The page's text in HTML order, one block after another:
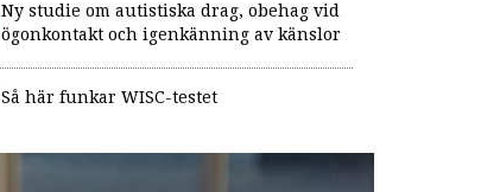
Ny studie om autistiska drag, obehag vid
ögonkontakt och igenkänning av känslor
Så här funkar WISC-testet